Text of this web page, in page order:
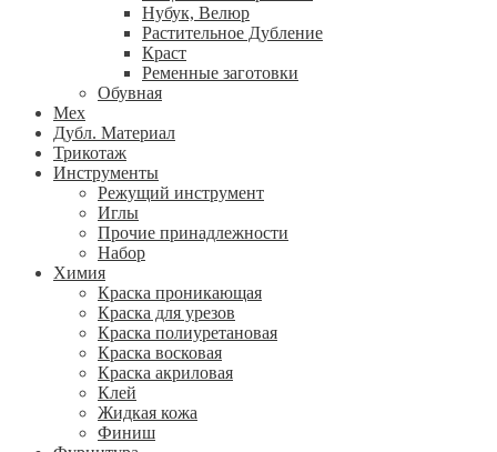
Нубук, Велюр
Растительное Дубление
Краст
Ременные заготовки
Обувная
Мех
Дубл. Материал
Трикотаж
Инструменты
Режущий инструмент
Иглы
Прочие принадлежности
Набор
Химия
Краска проникающая
Краска для урезов
Краска полиуретановая
Краска восковая
Краска акриловая
Клей
Жидкая кожа
Финиш